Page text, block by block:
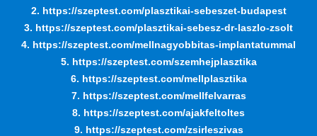
2. https://szeptest.com/plasztikai-sebeszet-budapest
3. https://szeptest.com/plasztikai-sebesz-dr-laszlo-zsolt
4. https://szeptest.com/mellnagyobbitas-implantatummal
5. https://szeptest.com/szemhejplasztika
6. https://szeptest.com/mellplasztika
7. https://szeptest.com/mellfelvarras
8. https://szeptest.com/ajakfeltoltes
9. https://szeptest.com/zsirleszivas